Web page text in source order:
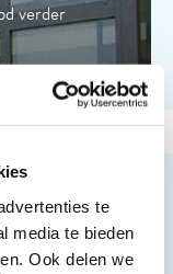
te
media te bieden
Ook delen we
verder
14 JULI 2025